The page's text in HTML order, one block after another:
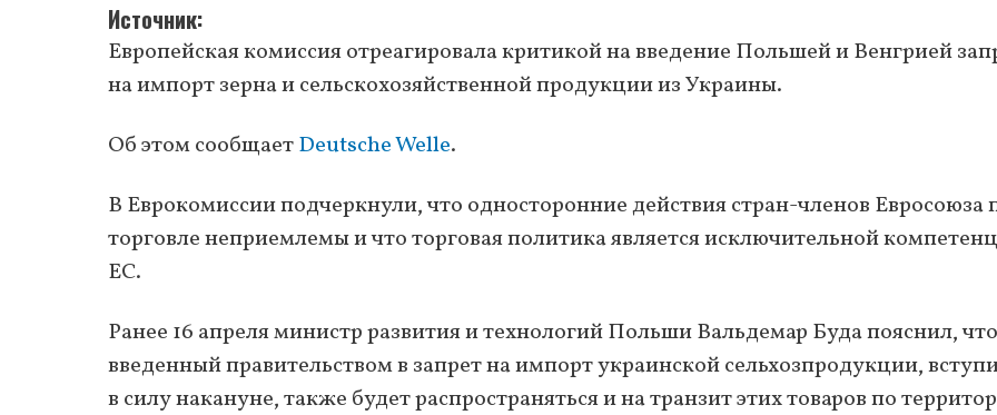
Источник
Европейская комиссия отреагировала критикой на введение Польшей и Венгрией
на импорт зерна и сельскохозяйственной продукции из Украины.
Об этом сообщаетDeutsche Welle.
В Еврокомиссии подчеркнули, что односторонние действия стран-членов Евросоюза
торговле неприемлемы и что торговая политика является исключительной
ЕС.
Ранее 16 апреля министр развития и технологий Польши Вальдемар Буда пояснил, что
введенный правительством в запрет на импорт украинской сельхозпродукции,
в силу накануне, также будет распространяться и на транзит этих товаров по